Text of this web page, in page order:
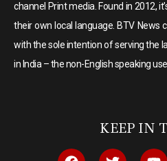
channel Print media. Found in 2012,
their own local language. BTV News
with the sole intention of serving the
in India – the non-English speaking
KEEP IN